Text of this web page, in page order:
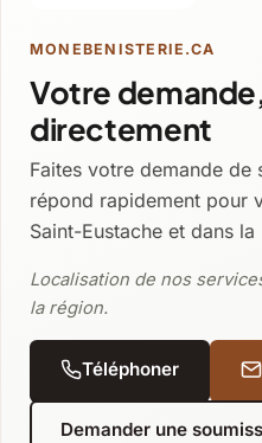
MONEBENISTERIE.CA
Votre
directement
Faites votre demande de
répond rapidement pour
Saint-Eustache et dans la
Localisation de nos
la région.
Téléphoner
Demander une